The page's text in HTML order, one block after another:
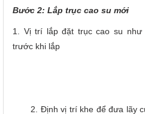
Bước 2: Lắp trục cao su mới
1. Vị trí lắp đặt trục cao su
trước khi lắp
2. Định vị trí khe để đưa lãy